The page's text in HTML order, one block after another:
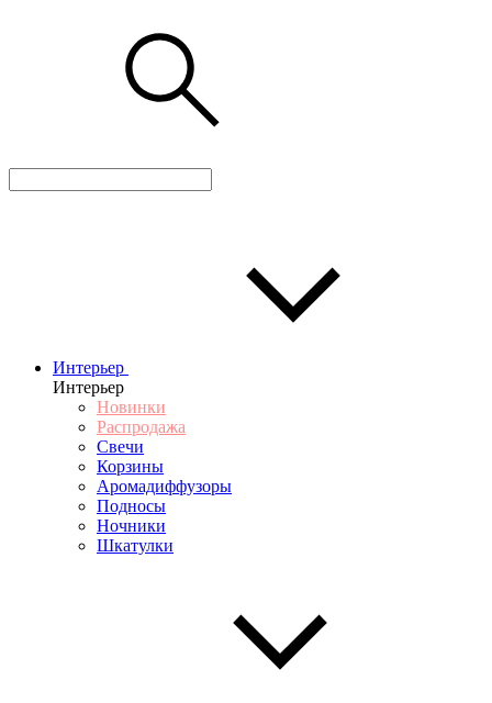
Интерьер
Интерьер
Новинки
Распродажа
Свечи
Корзины
Аромадиффузоры
Подносы
Ночники
Шкатулки